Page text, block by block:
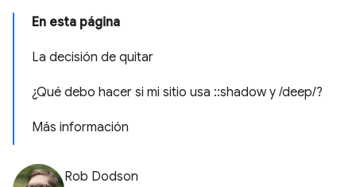
En esta página
La decisión de quitar
¿Qué debo hacer si mi sitio usa ::shadow y /deep/?
Más información
Rob Dodson